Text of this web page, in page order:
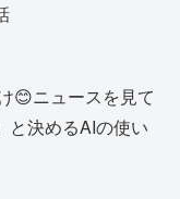
😊ニュースを見て
と決めるAIの使い